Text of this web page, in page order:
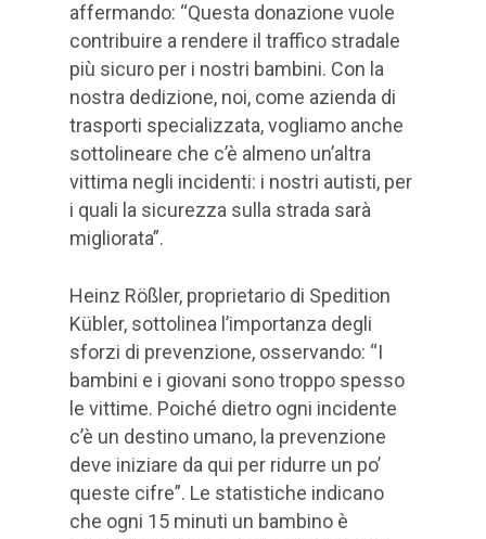
affermando: “Questa donazione vuole
contribuire a rendere il traffico stradale
più sicuro per i nostri bambini. Con la
nostra dedizione, noi, come azienda di
trasporti specializzata, vogliamo anche
sottolineare che c’è almeno un’altra
vittima negli incidenti: i nostri autisti, per
i quali la sicurezza sulla strada sarà
migliorata”.
Heinz Rößler, proprietario di Spedition
Kübler, sottolinea l’importanza degli
sforzi di prevenzione, osservando: “I
bambini e i giovani sono troppo spesso
le vittime. Poiché dietro ogni incidente
c’è un destino umano, la prevenzione
deve iniziare da qui per ridurre un po’
queste cifre”. Le statistiche indicano
che ogni 15 minuti un bambino è